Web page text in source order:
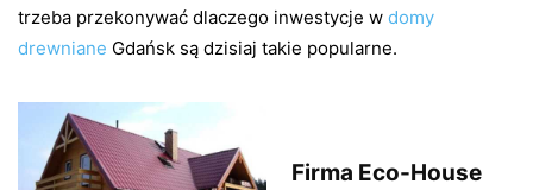
trzeba przekonywać dlaczego inwestycje w domy
drewniane Gdańsk są dzisiaj takie popularne.
Firma Eco-House